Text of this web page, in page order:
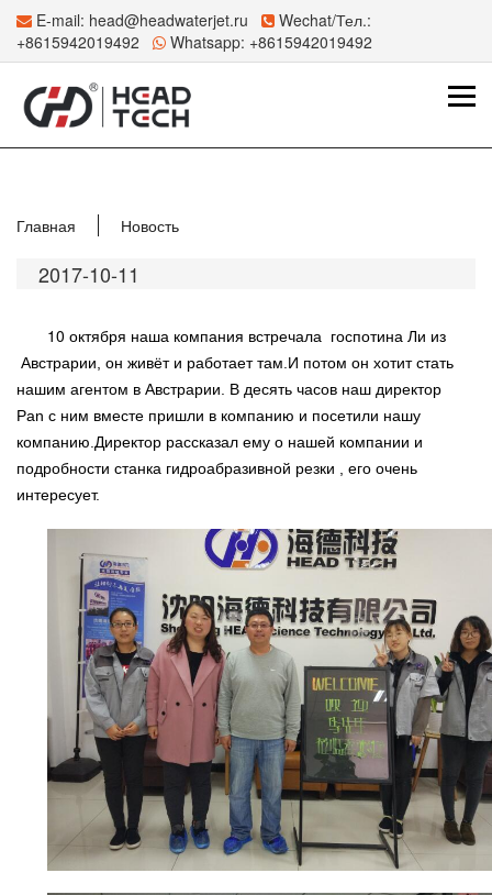
E-mail: head@headwaterjet.ru
Wechat/Тел.:
+8615942019492
Whatsapp: +8615942019492
Главная Новость
2017-10-11
10 октября наша компания встречала госпотина Ли из
Австрарии, он живёт и работает там.И потом он хотит стать
нашим агентом в Австрарии. В десять часов наш директор
Pan c ним вместе пришли в компанию и посетили нашу
компанию.Директор рассказал ему о нашей компании и
подробности станка гидроабразивной резки , его очень
интересует.